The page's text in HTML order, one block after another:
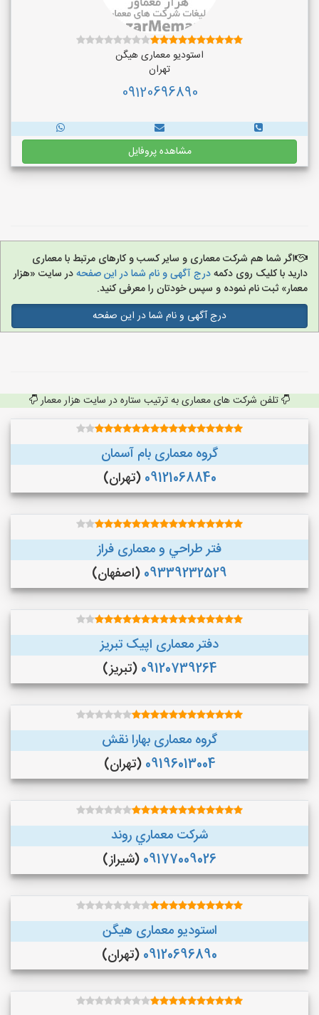
استودیو معماری هیگن
تهران
09120696890
مشاهده پروفایل
اگر شما هم شرکت معماری و سایر کسب و کارهای مرتبط با معماری
دارید با کلیک روی دکمهدرج آگهی و نام شما در این صفحهدر سایت «هزار
معمار» ثبت نام نموده و سپس خودتان را معرفی کنید.
درج آگهی و نام شما در این صفحه
تلفن شرکت های معماری به ترتیب ستاره در سایت هزار معمار
گروه معماری بام آسمان
09121068840 (تهران)
فتر طراحي و معماری فراز
09339232529 (اصفهان)
دفتر معماری اپیک تبریز
09120739264 (تبریز)
گروه معماری بهارا نقش
09196013004 (تهران)
شركت معماري روند
09177009026 (شیراز)
استودیو معماری هیگن
09120696890 (تهران)